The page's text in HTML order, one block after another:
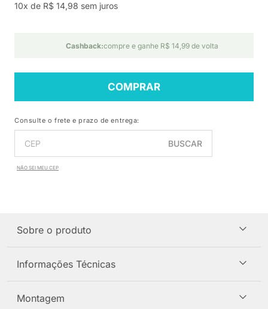
10x de R$ 14,98 sem juros
Cashback:compre e ganhe R$ 14,99 de volta
COMPRAR
Consulte o frete e prazo de entrega:
BUSCAR
NÃO SEI MEU CEP
Sobre o produto
Informações Técnicas
Montagem